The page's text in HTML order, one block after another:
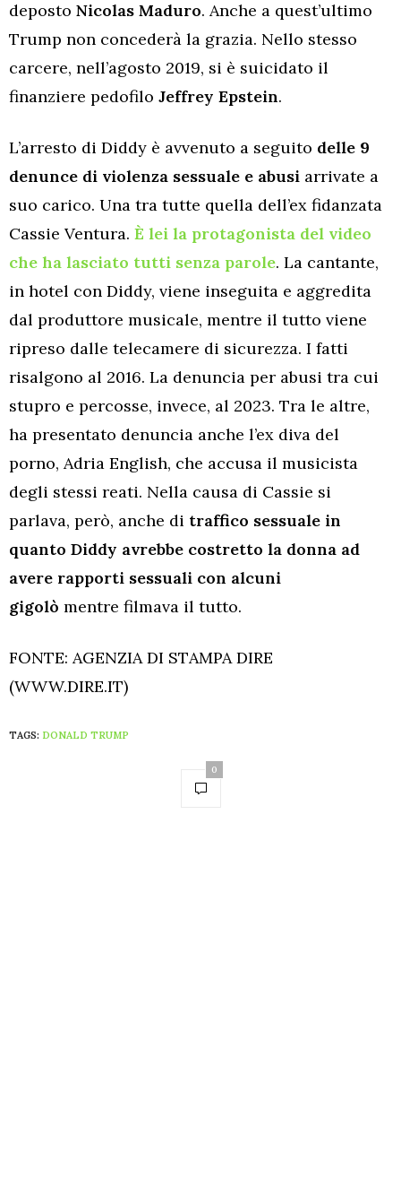
deposto Nicolas Maduro. Anche a quest’ultimo
Trump non concederà la grazia. Nello stesso
carcere, nell’agosto 2019, si è suicidato il
finanziere pedofilo Jeffrey Epstein.
L’arresto di Diddy è avvenuto a seguito delle 9
denunce di violenza sessuale e abusi arrivate a
suo carico. Una tra tutte quella dell’ex fidanzata
Cassie Ventura. È lei la protagonista del video
che ha lasciato tutti senza parole. La cantante,
in hotel con Diddy, viene inseguita e aggredita
dal produttore musicale, mentre il tutto viene
ripreso dalle telecamere di sicurezza. I fatti
risalgono al 2016. La denuncia per abusi tra cui
stupro e percosse, invece, al 2023. Tra le altre,
ha presentato denuncia anche l’ex diva del
porno, Adria English, che accusa il musicista
degli stessi reati. Nella causa di Cassie si
parlava, però, anche di traffico sessuale in
quanto Diddy avrebbe costretto la donna ad
avere rapporti sessuali con alcuni
gigolò mentre filmava il tutto.
FONTE: AGENZIA DI STAMPA DIRE
(WWW.DIRE.IT)
TAGS: DONALD TRUMP
0